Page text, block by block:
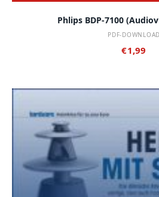
Phlips BDP-7100
PDF-DOWNLOAD
€1,99